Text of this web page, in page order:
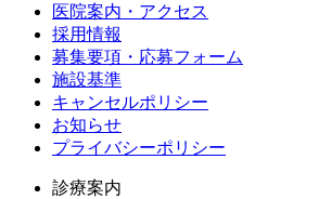
医院案内・アクセス
採用情報
募集要項・応募フォーム
施設基準
キャンセルポリシー
お知らせ
プライバシーポリシー
診療案内